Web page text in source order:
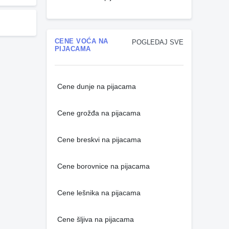
POGLEDAJ SVE
CENE VOĆA NA
PIJACAMA
Cene dunje na pijacama
Cene grožđa na pijacama
Cene breskvi na pijacama
Cene borovnice na pijacama
Cene lešnika na pijacama
Cene šljiva na pijacama